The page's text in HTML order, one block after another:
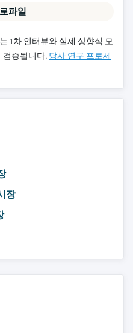
파일
1차 인터뷰와 실제 상향식 모
검증됩니다. 당사 연구 프로세
장